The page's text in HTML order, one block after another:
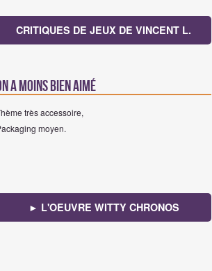
CRITIQUES DE JEUX DE VINCENT L.
a moins bien aimé
très accessoire,
moyen.
► L'OEUVRE WITTY CHRONOS